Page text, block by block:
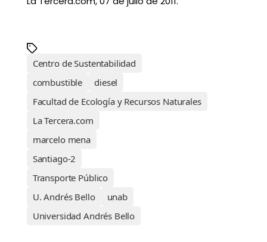
Centro de Sustentabilidad
combustible
diesel
Facultad de Ecología y Recursos Naturales
La Tercera.com
marcelo mena
Santiago-2
Transporte Público
U. Andrés Bello
unab
Universidad Andrés Bello